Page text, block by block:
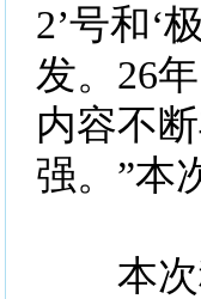
2’号和‘
发。26
内容不
强。”本
本次科